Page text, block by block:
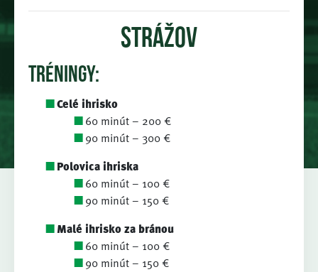
Strážov
tréningy:
Celé ihrisko
60 minút – 200 €
90 minút – 300 €
Polovica ihriska
60 minút – 100 €
90 minút – 150 €
Malé ihrisko za bránou
60 minút – 100 €
90 minút – 150 €